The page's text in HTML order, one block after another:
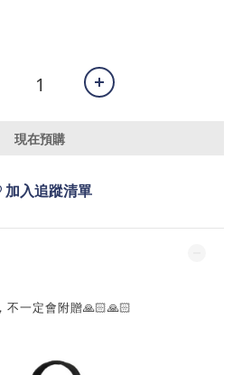
現在預購
加入追蹤清單
一定會附贈🙏🏻🙏🏻